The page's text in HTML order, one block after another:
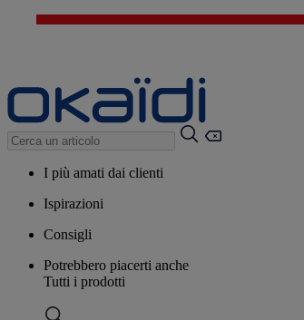
I più amati dai clienti
Ispirazioni
Consigli
Potrebbero piacerti anche
Tutti i prodotti